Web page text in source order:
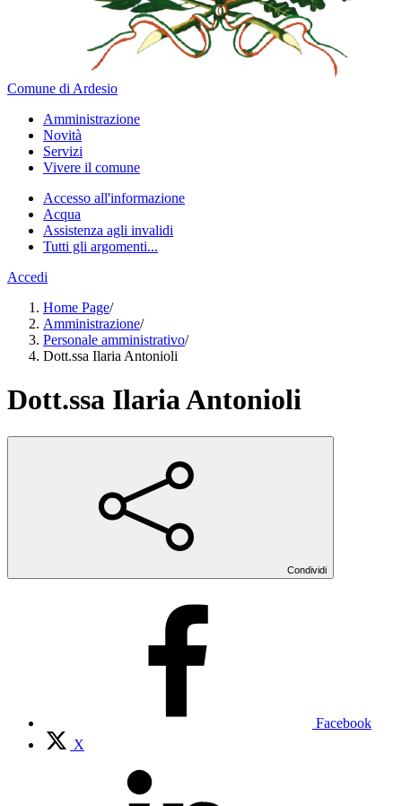
Comune di Ardesio
Amministrazione
Novità
Servizi
Vivere il comune
Accesso all'informazione
Acqua
Assistenza agli invalidi
Tutti gli argomenti...
Accedi
Home Page/
Amministrazione/
Personale amministrativo/
Dott.ssa Ilaria Antonioli
Dott.ssa Ilaria Antonioli
Condividi
Facebook
X